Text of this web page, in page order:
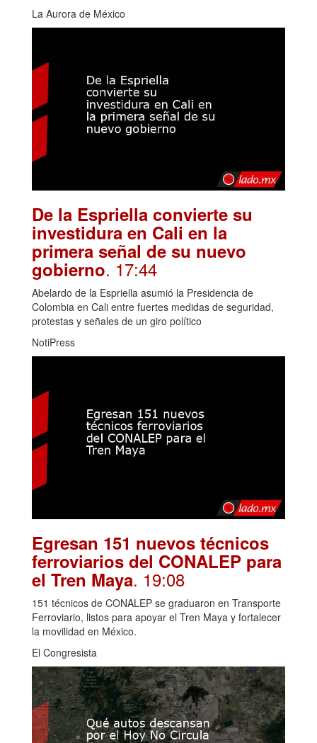
La Aurora de México
De la Espriella convierte su
investidura en Cali en la
primera señal de su nuevo
gobierno. 17:44
Abelardo de la Espriella asumió la Presidencia de
Colombia en Cali entre fuertes medidas de seguridad,
protestas y señales de un giro político
NotiPress
Egresan 151 nuevos técnicos
ferroviarios del CONALEP para
el Tren Maya. 19:08
151 técnicos de CONALEP se graduaron en Transporte
Ferroviario, listos para apoyar el Tren Maya y fortalecer
la movilidad en México.
El Congresista